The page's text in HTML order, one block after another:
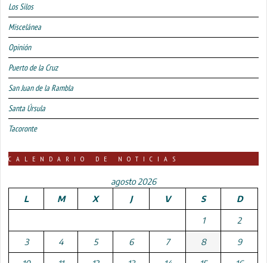
Los Silos
Miscelánea
Opinión
Puerto de la Cruz
San Juan de la Rambla
Santa Úrsula
Tacoronte
CALENDARIO DE NOTICIAS
agosto 2026
L
M X J V S D
1 2
3 4 5 6 7 8 9